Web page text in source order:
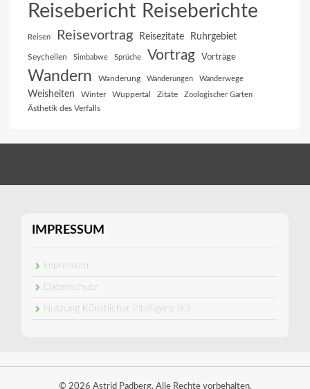
Reisebericht Reiseberichte
Reisen Reisevortrag Reisezitate Ruhrgebiet
Seychellen Simbabwe Sprüche Vortrag Vorträge
Wandern Wanderung Wanderungen Wanderwege
Weisheiten Winter Wuppertal Zitate Zoologischer Garten
Ästhetik des Verfalls
IMPRESSUM
Impressum
Datenschutz
Nutzung Künstlicher Intelligenz (KI)
© 2026 Astrid Padberg. Alle Rechte vorbehalten.